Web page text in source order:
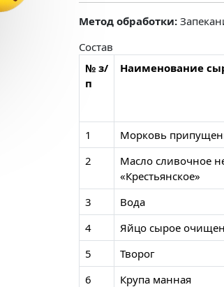
Метод обработки:
Состав
№ з/
п
Наименование
1
Морковь
2
Масло сливочное
«Крестьянское»
3 Вода
4
Яйцо сырое
5
Творог
6
Крупа манная